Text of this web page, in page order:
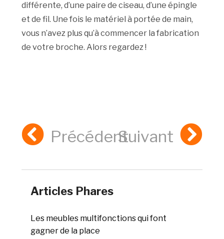
différente, d’une paire de ciseau, d’une épingle
et de fil. Une fois le matériel à portée de main,
vous n’avez plus qu’à commencer la fabrication
de votre broche. Alors regardez !
PrécédentSuivant
Articles Phares
Les meubles multifonctions qui font
gagner de la place